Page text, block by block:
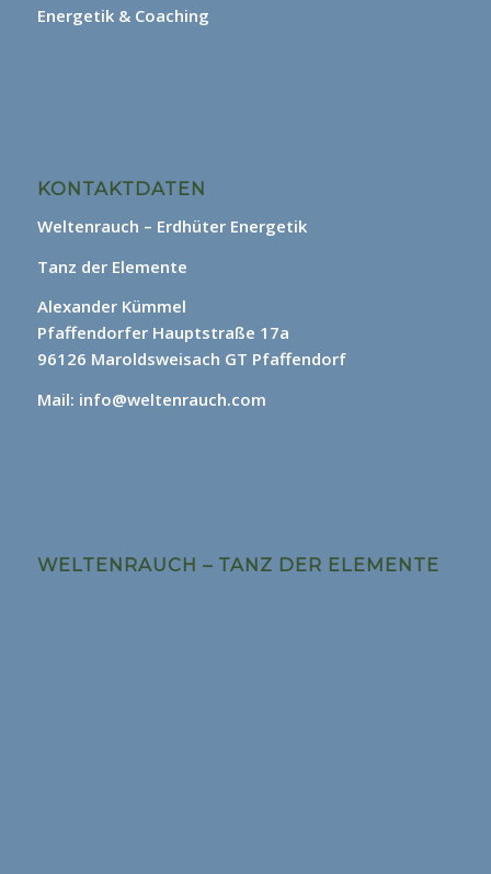
Energetik & Coaching
KONTAKTDATEN
Weltenrauch – Erdhüter Energetik
Tanz der Elemente
Alexander Kümmel
Pfaffendorfer Hauptstraße 17a
96126 Maroldsweisach GT Pfaffendorf
Mail: info@weltenrauch.com
WELTENRAUCH – TANZ DER ELEMENTE